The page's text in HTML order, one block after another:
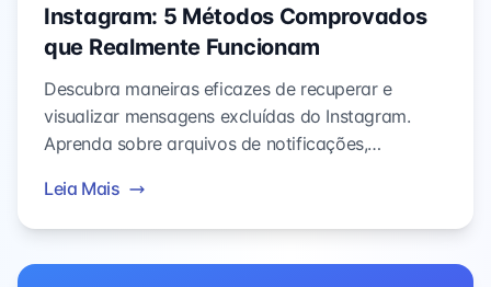
Instagram: 5 Métodos Comprovados
que Realmente Funcionam
Descubra maneiras eficazes de recuperar e
visualizar mensagens excluídas do Instagram.
Aprenda sobre arquivos de notificações,
que ajudam a recuperar DMs perdidos.
Leia Mais